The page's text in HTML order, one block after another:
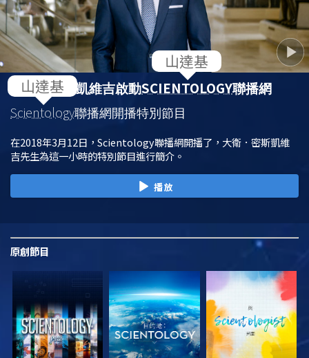
大衛．密斯凱維吉啟動SCIENTOLOGY聯播網
Scientology聯播網開播特別節目
在2018年3月12日，Scientology聯播網開播了，大衛．密斯凱維
吉先生為這一小時的特別節目進行簡介。
播放
原創節目